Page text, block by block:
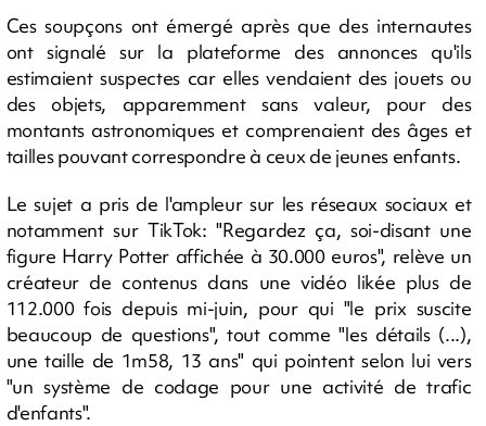
Ces soupçons ont émergé après que des internautes
ont signalé sur la plateforme des annonces qu'ils
estimaient suspectes car elles vendaient des jouets ou
des objets, apparemment sans valeur, pour des
montants astronomiques et comprenaient des âges et
tailles pouvant correspondre à ceux de jeunes enfants.
Le sujet a pris de l'ampleur sur les réseaux sociaux et
notamment sur TikTok: "Regardez ça, soi-disant une
figure Harry Potter affichée à 30.000 euros", relève un
créateur de contenus dans une vidéo likée plus de
112.000 fois depuis mi-juin, pour qui "le prix suscite
beaucoup de questions", tout comme "les détails (...),
une taille de 1m58, 13 ans" qui pointent selon lui vers
"un système de codage pour une activité de trafic
d'enfants".